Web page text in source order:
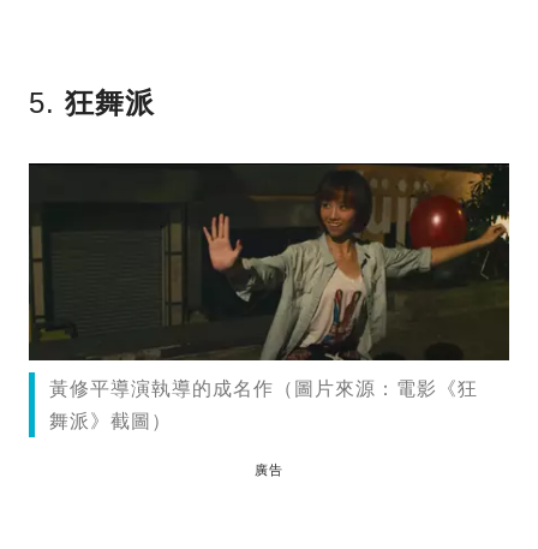
5. 狂舞派
黃修平導演執導的成名作（圖片來源：電影《狂
舞派》截圖）
廣告